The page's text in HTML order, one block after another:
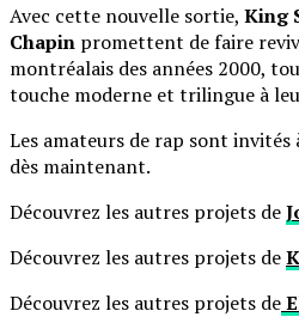
Avec cette nouvelle sortie, King
Chapin promettent de faire
montréalais des années 2000,
touche moderne et trilingue à
Les amateurs de rap sont invités
dès maintenant.
Découvrez les autres projets de
Découvrez les autres projets de
Découvrez les autres projets de